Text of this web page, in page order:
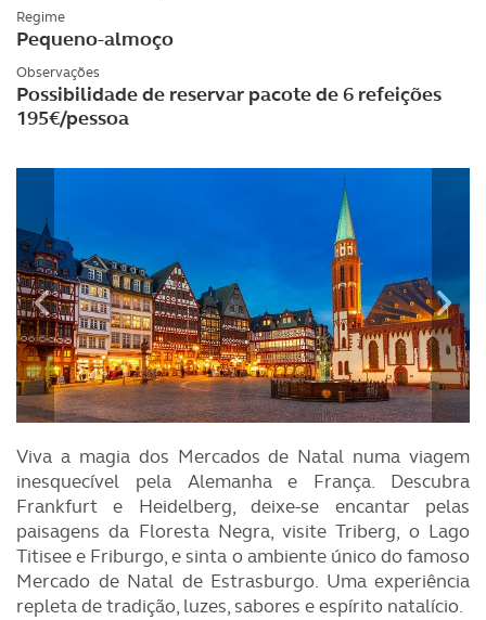
Regime
Pequeno-almoço
Observações
Possibilidade de reservar pacote de 6 refeições
195€/pessoa
Viva a magia dos Mercados de Natal numa viagem
inesquecível pela Alemanha e França. Descubra
Frankfurt e Heidelberg, deixe-se encantar pelas
paisagens da Floresta Negra, visite Triberg, o Lago
Titisee e Friburgo, e sinta o ambiente único do famoso
Mercado de Natal de Estrasburgo. Uma experiência
repleta de tradição, luzes, sabores e espírito natalício.